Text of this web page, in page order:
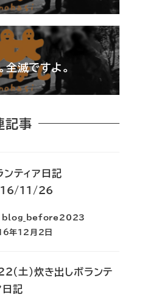
全滅ですよ。
記事
ンティア日記
11/26
blog_before2023
年12月2日
土)炊き出しボランテ
日記